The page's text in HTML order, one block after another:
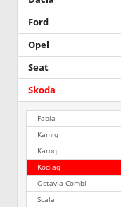
Ford
Opel
Seat
Skoda
Fabia
Kamiq
Karoq
Kodiaq
Octavia Combi
Scala